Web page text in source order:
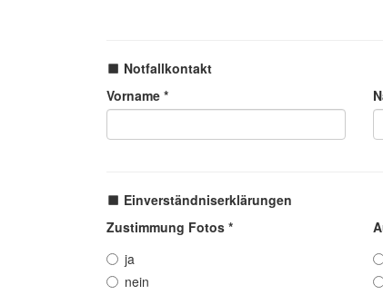
Notfallkontakt
Vorname *
Einverständniserklärungen
Zustimmung Fotos *
ja
nein